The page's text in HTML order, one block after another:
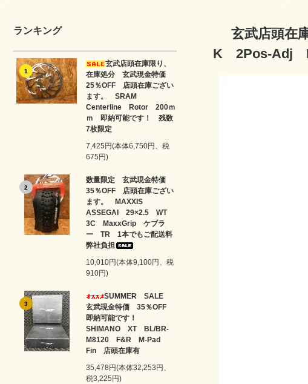
ランキング
1
玄武店頭在庫限り、
在庫処分 玄武現金特価
25％OFF 店頭在庫ござい
ます。 SRAM
Centerline Rotor 200ｍ
ｍ 即納可能です！ 残数
7枚限定
7,425円(本体6,750円、税
675円)
2
数量限定 玄武現金特価
35％OFF 店頭在庫ござい
ます。 MAXXIS
ASSEGAI 29×2.5 WT
3C MaxxGrip ケブラ
ー TR 1本でもご配送料
弊社負担
10,010円(本体9,100円、税
910円)
3
SUMMER SALE
玄武現金特価 35％OFF
即納可能です！
SHIMANO XT BL/BR-
M8120 F&R M-Pad
Fin 店頭在庫有
35,478円(本体32,253円、
税3,225円)
玄武店頭
K 2Pos-Adj